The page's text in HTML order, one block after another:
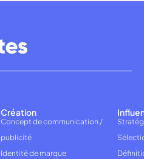
Création
Concept de communication /
publicité
Identité de marque